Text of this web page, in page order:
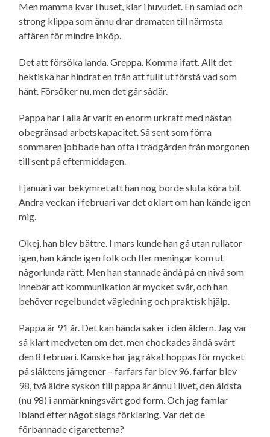
Men mamma kvar i huset, klar i huvudet. En samlad och
strong klippa som ännu drar dramaten till närmsta
affären för mindre inköp.
Det att försöka landa. Greppa. Komma ifatt. Allt det
hektiska har hindrat en från att fullt ut förstå vad som
hänt. Försöker nu, men det går sådär.
Pappa har i alla år varit en enorm urkraft med nästan
obegränsad arbetskapacitet. Så sent som förra
sommaren jobbade han ofta i trädgården från morgonen
till sent på eftermiddagen.
I januari var bekymret att han nog borde sluta köra bil.
Andra veckan i februari var det oklart om han kände igen
mig.
Okej, han blev bättre. I mars kunde han gå utan rullator
igen, han kände igen folk och fler meningar kom ut
någorlunda rätt. Men han stannade ändå på en nivå som
innebär att kommunikation är mycket svår, och han
behöver regelbundet vägledning och praktisk hjälp.
Pappa är 91 år. Det kan hända saker i den åldern. Jag var
så klart medveten om det, men chockades ändå svårt
den 8 februari. Kanske har jag råkat hoppas för mycket
på släktens järngener – farfars far blev 96, farfar blev
98, två äldre syskon till pappa är ännu i livet, den äldsta
(nu 98) i anmärkningsvärt god form. Och jag famlar
ibland efter något slags förklaring. Var det de
förbannade cigaretterna?